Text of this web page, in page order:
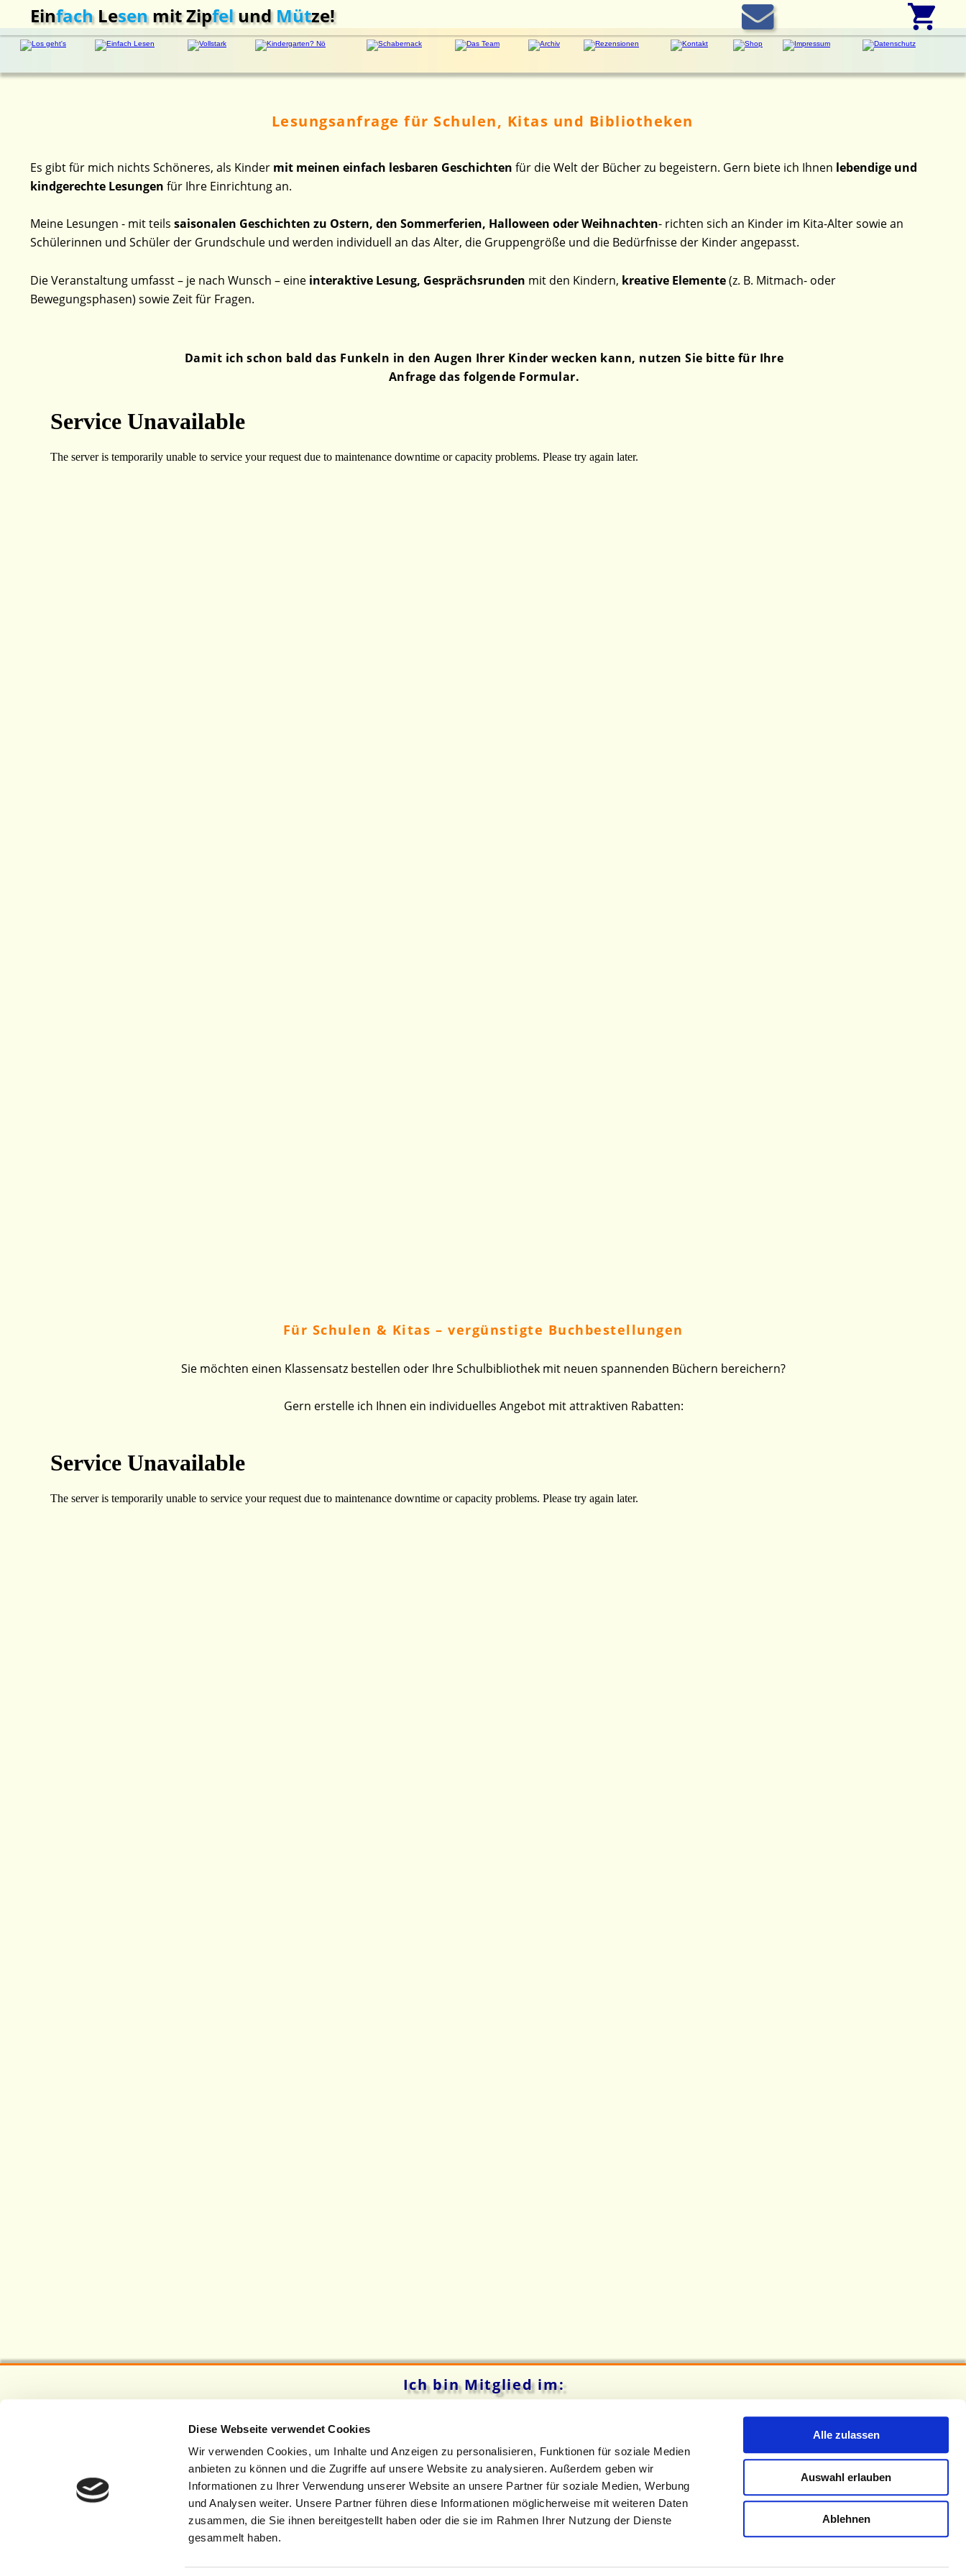
Diese Webseite verwendet Cookies
Wir verwenden Cookies, um Inhalte und Anzeigen zu personalisieren, Funktionen für soziale Medien
anbieten zu können und die Zugriffe auf unsere Website zu analysieren. Außerdem geben wir
Informationen zu Ihrer Verwendung unserer Website an unsere Partner für soziale Medien, Werbung
und Analysen weiter. Unsere Partner führen diese Informationen möglicherweise mit weiteren Daten
zusammen, die Sie ihnen bereitgestellt haben oder die sie im Rahmen Ihrer Nutzung der Dienste
gesammelt haben.
Alle zulassen
Auswahl erlauben
Ablehnen
Impressum
Ich bin Mitglied im:
Für Schulen & Kitas – vergünstigte Buchbestellungen
Damit ich schon bald das Funkeln in den Augen Ihrer Kinder wecken kann, nutzen Sie bitte für Ihre
Anfrage das folgende Formular.
Es gibt für mich nichts Schöneres, als Kinder mit meinen einfach lesbaren Geschichten für die Welt der Bücher zu begeistern. Gern biete ich Ihnen lebendige und
kindgerechte Lesungen für Ihre Einrichtung an.
Meine Lesungen - mit teils saisonalen Geschichten zu Ostern, den Sommerferien, Halloween oder Weihnachten- richten sich an Kinder im Kita-Alter sowie an
Schülerinnen und Schüler der Grundschule und werden individuell an das Alter, die Gruppengröße und die Bedürfnisse der Kinder angepasst.
Die Veranstaltung umfasst – je nach Wunsch – eine interaktive Lesung, Gesprächsrunden mit den Kindern, kreative Elemente (z. B. Mitmach- oder
Bewegungsphasen) sowie Zeit für Fragen.
Lesungsanfrage für Schulen, Kitas und Bibliotheken
Sie möchten einen Klassensatz bestellen oder Ihre Schulbibliothek mit neuen spannenden Büchern bereichern?
Gern erstelle ich Ihnen ein individuelles Angebot mit attraktiven Rabatten:
Einfach Lesen mit Zipfel und Mütze!